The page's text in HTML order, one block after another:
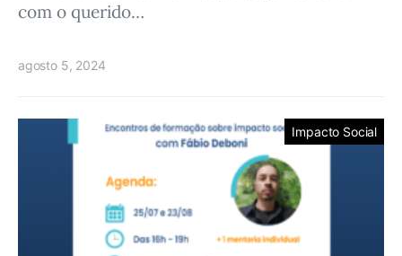
com o querido…
agosto 5, 2024
Impacto Social